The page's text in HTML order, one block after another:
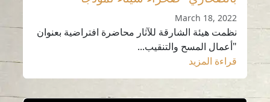
March 18, 2022
نظمت هيئة الشارقة للآثار محاضرة افتراضية بعنوان
"أعمال المسح والتنقيب...
قراءة المزيد